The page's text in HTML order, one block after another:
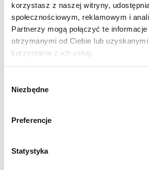
korzystasz z naszej witryny,
społecznościowym, reklamowym i
Partnerzy mogą połączyć te
otrzymanymi od Ciebie lub
korzystania z ich usług.
zgody
Niezbędne
Preferencje
Statystyka
Zarejestruj bloga